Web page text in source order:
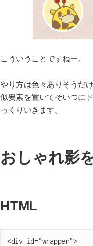
こういうことですねー。
やり方は色々ありそうだ
似要素を置いてそいつに
っくりいきます。
おしゃれ影
HTML
<div id="wrapper">